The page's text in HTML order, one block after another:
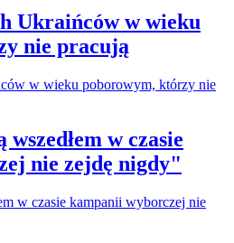
Ukraińców w wieku
nie pracują
w czasie
nie zejdę nigdy"